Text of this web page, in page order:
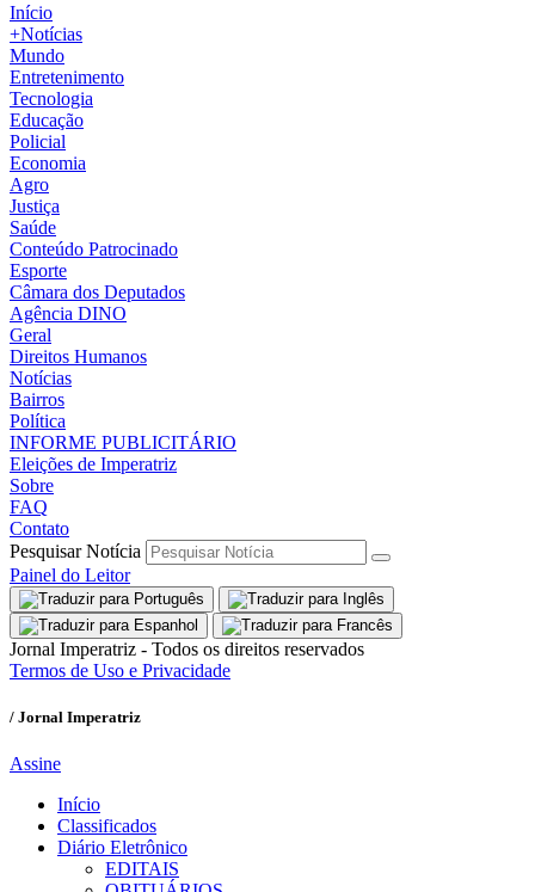
Início
+Notícias
Mundo
Entretenimento
Tecnologia
Educação
Policial
Economia
Agro
Justiça
Saúde
Conteúdo Patrocinado
Esporte
Câmara dos Deputados
Agência DINO
Geral
Direitos Humanos
Notícias
Bairros
Política
INFORME PUBLICITÁRIO
Eleições de Imperatriz
Sobre
FAQ
Contato
Pesquisar Notícia
Painel do Leitor
Jornal Imperatriz - Todos os direitos reservados
Termos de Uso e Privacidade
/ Jornal Imperatriz
Assine
Início
Classificados
Diário Eletrônico
EDITAIS